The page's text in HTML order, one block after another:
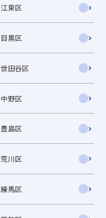
江東区
目黒区
世田谷区
中野区
豊島区
荒川区
練馬区